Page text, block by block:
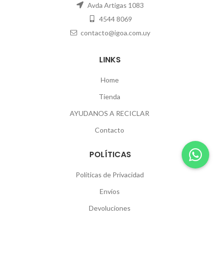
Avda Artigas 1083
4544 8069
contacto@igoa.com.uy
LINKS
Home
Tienda
AYUDANOS A RECICLAR
Contacto
POLÍTICAS
Políticas de Privacidad
Envíos
Devoluciones